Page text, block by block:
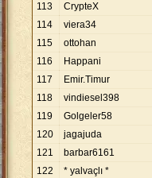
113
CrypteX
114
viera34
115
ottohan
116
Happani
117
Emir.Timur
118
vindiesel398
119
Golgeler58
120
jagajuda
121
barbar6161
122
* yalvaçlı *